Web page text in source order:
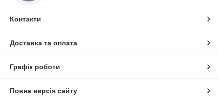
Контакти
Доставка та оплата
Графік роботи
Повна версія сайту